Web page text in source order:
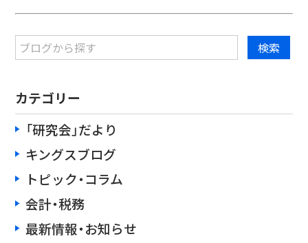
カテゴリー
「研究会」だより
キングスブログ
トピック・コラム
会計・税務
最新情報・お知らせ